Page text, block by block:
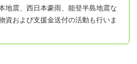
地震、西日本豪雨、能登半島地震な
資および支援金送付の活動も行いま